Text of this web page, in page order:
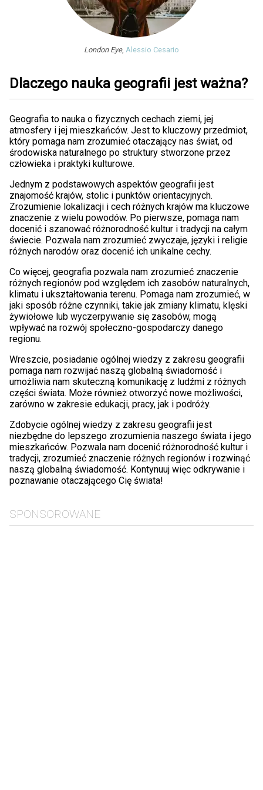
London Eye, Alessio Cesario
Dlaczego nauka geografii jest ważna?
Geografia to nauka o fizycznych cechach ziemi, jej
atmosfery i jej mieszkańców. Jest to kluczowy przedmiot,
który pomaga nam zrozumieć otaczający nas świat, od
środowiska naturalnego po struktury stworzone przez
człowieka i praktyki kulturowe.
Jednym z podstawowych aspektów geografii jest
znajomość krajów, stolic i punktów orientacyjnych.
Zrozumienie lokalizacji i cech różnych krajów ma kluczowe
znaczenie z wielu powodów. Po pierwsze, pomaga nam
docenić i szanować różnorodność kultur i tradycji na całym
świecie. Pozwala nam zrozumieć zwyczaje, języki i religie
różnych narodów oraz docenić ich unikalne cechy.
Co więcej, geografia pozwala nam zrozumieć znaczenie
różnych regionów pod względem ich zasobów naturalnych,
klimatu i ukształtowania terenu. Pomaga nam zrozumieć, w
jaki sposób różne czynniki, takie jak zmiany klimatu, klęski
żywiołowe lub wyczerpywanie się zasobów, mogą
wpływać na rozwój społeczno-gospodarczy danego
regionu.
Wreszcie, posiadanie ogólnej wiedzy z zakresu geografii
pomaga nam rozwijać naszą globalną świadomość i
umożliwia nam skuteczną komunikację z ludźmi z różnych
części świata. Może również otworzyć nowe możliwości,
zarówno w zakresie edukacji, pracy, jak i podróży.
Zdobycie ogólnej wiedzy z zakresu geografii jest
niezbędne do lepszego zrozumienia naszego świata i jego
mieszkańców. Pozwala nam docenić różnorodność kultur i
tradycji, zrozumieć znaczenie różnych regionów i rozwinąć
naszą globalną świadomość. Kontynuuj więc odkrywanie i
poznawanie otaczającego Cię świata!
SPONSOROWANE